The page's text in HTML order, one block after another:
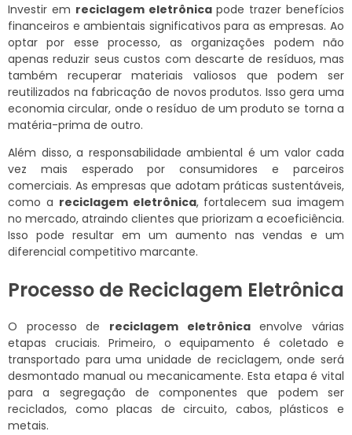
Investir em reciclagem eletrônicapode trazer benefícios
financeiros e ambientais significativos para as empresas. Ao
optar por esse processo, as organizações podem não
apenas reduzir seus custos com descarte de resíduos, mas
também recuperar materiais valiosos que podem ser
reutilizados na fabricação de novos produtos. Isso gera uma
economia circular, onde o resíduo de um produto se torna a
matéria-prima de outro.
Além disso, a responsabilidade ambiental é um valor cada
vez mais esperado por consumidores e parceiros
comerciais. As empresas que adotam práticas sustentáveis,
como a reciclagem eletrônica, fortalecem sua imagem
no mercado, atraindo clientes que priorizam a ecoeficiência.
Isso pode resultar em um aumento nas vendas e um
diferencial competitivo marcante.
Processo de Reciclagem Eletrônica
O processo de reciclagem eletrônicaenvolve várias
etapas cruciais. Primeiro, o equipamento é coletado e
transportado para uma unidade de reciclagem, onde será
desmontado manual ou mecanicamente. Esta etapa é vital
para a segregação de componentes que podem ser
reciclados, como placas de circuito, cabos, plásticos e
metais.